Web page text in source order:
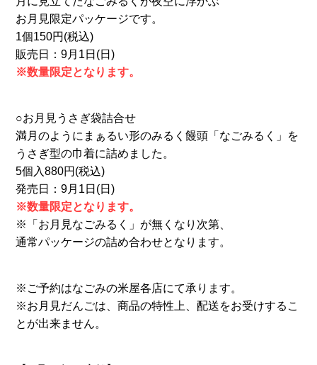
お月見限定パッケージです。
1個150円(税込)
販売日：9月1日(日)
※数量限定となります。
○お月見うさぎ袋詰合せ
満月のようにまぁるい形のみるく饅頭「なごみるく」を
うさぎ型の巾着に詰めました。
5個入880円(税込)
発売日：9月1日(日)
※数量限定となります。
※「お月見なごみるく」が無くなり次第、
通常パッケージの詰め合わせとなります。
※ご予約はなごみの⽶屋各店にて承ります。
※お月見だんごは、商品の特性上、配送をお受けするこ
とが出来ません。